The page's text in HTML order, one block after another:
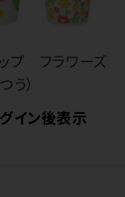
プ フラワーズ
う）
イン後表示